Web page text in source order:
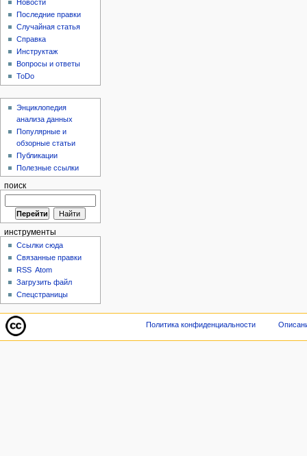
Новости
Последние правки
Случайная статья
Справка
Инструктаж
Вопросы и ответы
ToDo
Энциклопедия
анализа данных
Популярные и
обзорные статьи
Публикации
Полезные ссылки
поиск
инструменты
Ссылки сюда
Связанные правки
RSS Atom
Загрузить файл
Спецстраницы
Политика конфиденциальности